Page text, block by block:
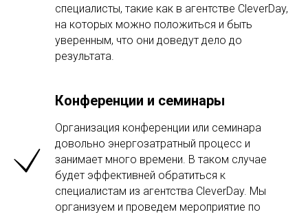
специалисты, такие как в агентстве CleverDay,
на которых можно положиться и быть
уверенным, что они доведут дело до
результата.
Конференции и семинары
Организация конференции или семинара
довольно энергозатратный процесс и
занимает много времени. В таком случае
будет эффективней обратиться к
специалистам из агентства CleverDay. Мы
организуем и проведем мероприятие по